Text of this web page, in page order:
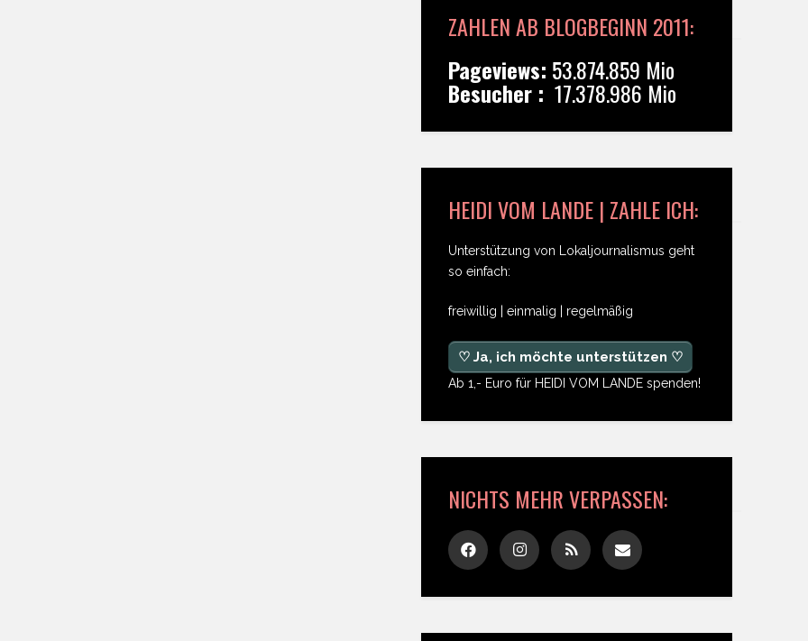
ZAHLEN AB BLOGBEGINN 2011:
Pageviews: 53.874.859 Mio
Besucher : 17.378.986 Mio
HEIDI VOM LANDE | ZAHLE ICH:
Unterstützung von Lokaljournalismus geht
so einfach:
freiwillig | einmalig | regelmäßig
♡ Ja, ich möchte unterstützen ♡
Ab 1,- Euro für HEIDI VOM LANDE spenden!
NICHTS MEHR VERPASSEN: